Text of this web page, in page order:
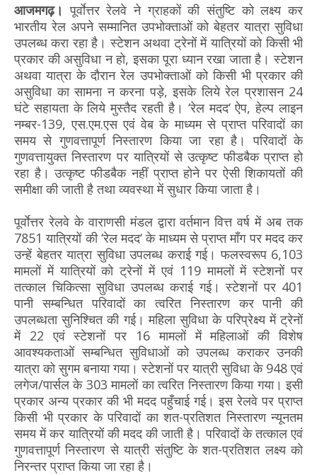
आजमगढ़।पूर्वाेत्तर रेलवे ने ग्राहकों की संतुष्टि को लक्ष्य कर
भारतीय रेल अपने सम्मानित उपभोक्ताओं को बेहतर यात्रा सुविधा
उपलब्ध करा रहा है। स्टेशन अथवा ट्रेनों में यात्रियों को किसी भी
प्रकार की असुविधा न हो, इसका पूरा ध्यान रखा जाता है। स्टेशन
अथवा यात्रा के दौरान रेल उपभोक्ताओं को किसी भी प्रकार की
असुविधा का सामना न करना पड़े, इसके लिये रेल प्रशासन 24
घंटे सहायता के लिये मुस्तैद रहती है। ‘रेल मदद‘ ऐप, हेल्प लाइन
नम्बर-139, एस.एम.एस एवं वेब के माध्यम से प्राप्त परिवादों का
समय से गुणवत्तापूर्ण निस्तारण किया जा रहा है। परिवादों के
गुणवत्तायुक्त निस्तारण पर यात्रियों से उत्कृष्ट फीडबैक प्राप्त हो
रहा है। उत्कृष्ट फीडबैक नहीं प्राप्त होने पर ऐसी शिकायतों की
समीक्षा की जाती है तथा व्यवस्था में सुधार किया जाता है।
पूर्वाेत्तर रेलवे के वाराणसी मंडल द्वारा वर्तमान वित्त वर्ष में अब तक
7851 यात्रियों की ‘रेल मदद‘ के माध्यम से प्राप्त माँग पर मदद कर
उन्हें बेहतर यात्रा सुविधा उपलब्ध कराई गई। फलस्वरूप 6,103
मामलों में यात्रियों को ट्रेनों में एवं 119 मामलों में स्टेशनों पर
तत्काल चिकित्सा सुविधा उपलब्ध कराई गई। स्टेशनों पर 401
पानी सम्बन्धित परिवादों का त्वरित निस्तारण कर पानी की
उपलब्धता सुनिश्चित की गई। महिला सुविधा के परिप्रेक्ष्य में ट्रेनों
में 22 एवं स्टेशनों पर 16 मामलों में महिलाओं की विशेष
आवश्यकताओं सम्बन्धित सुविधाओं को उपलब्ध कराकर उनकी
यात्रा को सुगम बनाया गया। स्टेशनों पर यात्री सुविधा के 948 एवं
लगेज/पार्सल के 303 मामलों का त्वरित निस्तारण किया गया। इसी
प्रकार अन्य प्रकार की भी मदद पहुँचाई गई। इस रेलवे पर प्राप्त
किसी भी प्रकार के परिवादों का शत-प्रतिशत निस्तारण न्यूनतम
समय में कर यात्रियों की मदद की जाती है। परिवादों के तत्काल एवं
गुणवत्तापूर्ण निस्तारण से यात्री संतुष्टि के शत-प्रतिशत लक्ष्य को
निरन्तर प्राप्त किया जा रहा है।